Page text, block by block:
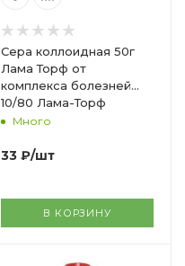
Сера коллоидная 50г
Лама Торф от
комплекса болезней
10/80 Лама-Торф
Много
33 ₽/шт
В КОРЗИНУ